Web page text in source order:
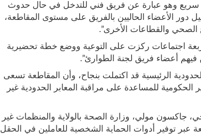
سريع وهو عبارة عن فريق فني للتدخل في حال حدوث
دور الأعضاء الحاليين بالفريق على مستوى المقاطعة،
الصحي والقطاعات الأخرى”.
اجتماعات ركزت على التوعية ووضع خطة تحضيرية
أعضاء فريق لجنة الطوارئ”.
الرئيسية قد اكتملت بنجاح، وأن المقاطعة تسعى
للمساعدة على مراقبة المعابر الحدودية غير
مولي، وزارة الصحة بالولاية والمنظمات غير
عبر توفير أدوات الحماية الشخصية للعاملين في الحقل